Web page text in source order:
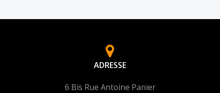
ADRESSE
6 Bis Rue Antoine Panier